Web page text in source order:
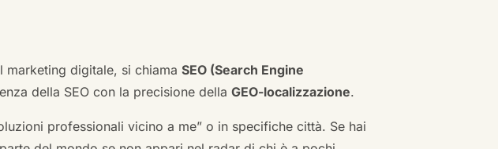
marketing digitale, si chiamaSEO (Search Engine
della SEO con la precisione dellaGEO-localizzazione.
professionali vicino a me” o in specifiche città. Se hai